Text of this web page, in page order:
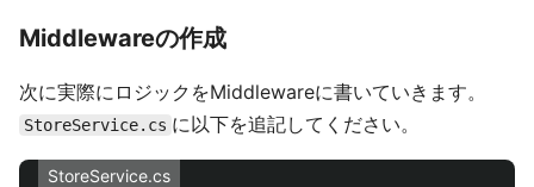
Middlewareの作成
次に実際にロジックをMiddlewareに書いていきます。
StoreService.cs に以下を追記してください。
StoreService.cs